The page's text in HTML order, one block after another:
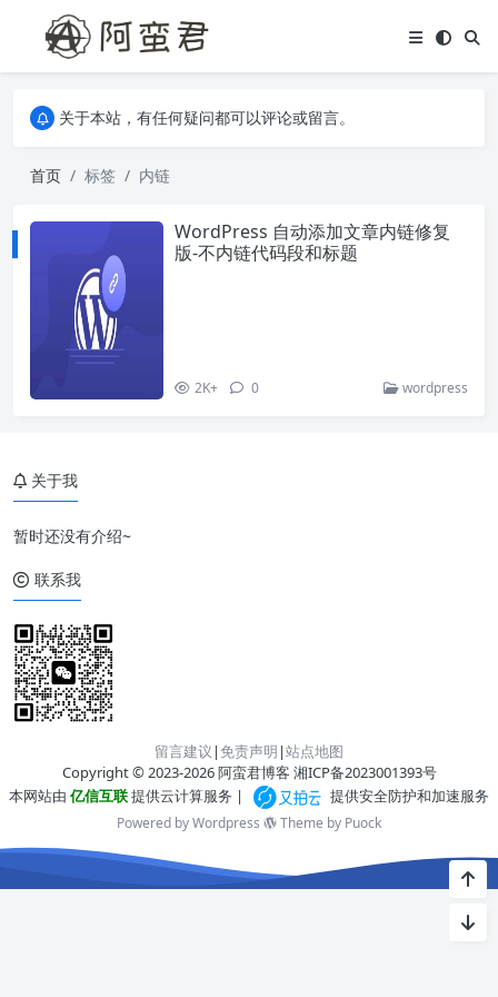
关于本站，有任何疑问都可以评论或留言。
关于本站，有任何疑问都可以评论或留言。
首页
标签 内链
WordPress 自动添加文章内链修复
版-不内链代码段和标题
2K+ 0 wordpress
关于我
暂时还没有介绍~
联系我
留言建议 |免责声明 |站点地图
Copyright © 2023-2026 阿蛮君博客 湘ICP备2023001393号
本网站由 亿信互联提供云计算服务 | 提供安全防护和加速服务
Powered by Wordpress Theme by Puock